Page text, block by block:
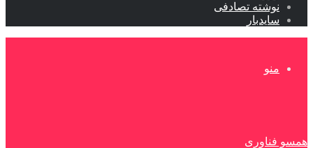
نوشته تصادفی
سایدبار
منو
همسو فناوری